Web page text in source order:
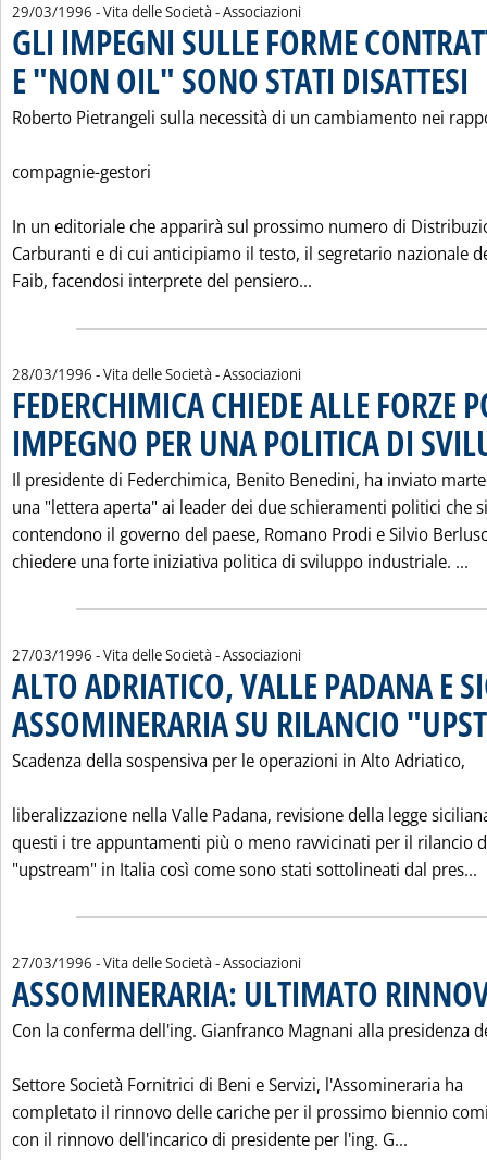
29/03/1996 - Vita delle Società - Associazioni
GLI IMPEGNI SULLE FORME
E "NON OIL" SONO STATI DISATTESI
Roberto Pietrangeli sulla necessità di un cambiamento nei
compagnie-gestori
In un editoriale che apparirà sul prossimo numero di
Carburanti e di cui anticipiamo il testo, il segretario nazionale
Faib, facendosi interprete del pensiero...
28/03/1996 - Vita delle Società - Associazioni
FEDERCHIMICA CHIEDE ALLE FORZE
IMPEGNO PER UNA POLITICA DI
Il presidente di Federchimica, Benito Benedini, ha inviato
una "lettera aperta" ai leader dei due schieramenti politici che si
contendono il governo del paese, Romano Prodi e Silvio
chiedere una forte iniziativa politica di sviluppo industriale. ...
27/03/1996 - Vita delle Società - Associazioni
ALTO ADRIATICO, VALLE PADANA E
ASSOMINERARIA SU RILANCIO
Scadenza della sospensiva per le operazioni in Alto Adriatico,
liberalizzazione nella Valle Padana, revisione della legge
questi i tre appuntamenti più o meno ravvicinati per il rilancio
"upstream" in Italia così come sono stati sottolineati dal pres...
27/03/1996 - Vita delle Società - Associazioni
ASSOMINERARIA: ULTIMATO
Con la conferma dell'ing. Gianfranco Magnani alla presidenza
Settore Società Fornitrici di Beni e Servizi, l'Assomineraria ha
completato il rinnovo delle cariche per il prossimo biennio
con il rinnovo dell'incarico di presidente per l'ing. G...